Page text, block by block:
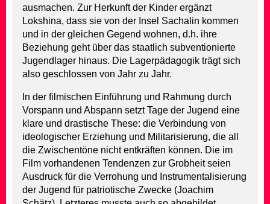
ausmachen. Zur Herkunft der Kinder ergänzt
Lokshina, dass sie von der Insel Sachalin kommen
und in der gleichen Gegend wohnen, d.h. ihre
Beziehung geht über das staatlich subventionierte
Jugendlager hinaus. Die Lagerpädagogik trägt sich
also geschlossen von Jahr zu Jahr.
In der filmischen Einführung und Rahmung durch
Vorspann und Abspann setzt Tage der Jugend eine
klare und drastische These: die Verbindung von
ideologischer Erziehung und Militarisierung, die all
die Zwischentöne nicht entkräften können. Die im
Film vorhandenen Tendenzen zur Grobheit seien
Ausdruck für die Verrohung und Instrumentalisierung
der Jugend für patriotische Zwecke (Joachim